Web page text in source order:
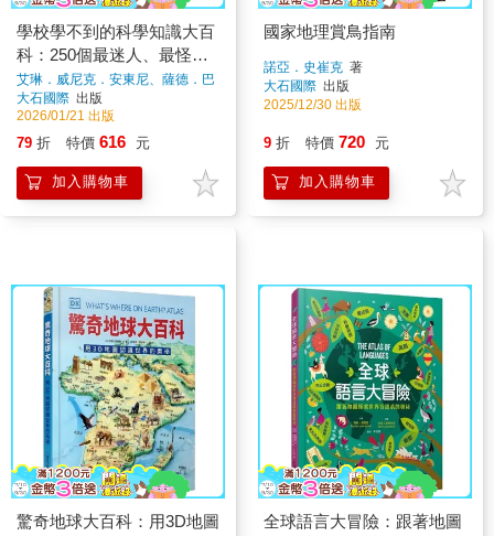
學校學不到的科學知識大百
科：250個最迷人、最怪
異、最具啟發性的科學真相
艾琳．威尼克．安東尼、薩德．巴
蒂、歐魯瓦培魯米．卡里姆、麥
特．格林、愛倫．韋瑟福、葛萊
姆．盧茨 著
大石國際 出版
2026/01/21 出版
79 折 特價 616 元
加入購物車
國家地理賞鳥指南
諾亞．史崔克 著
大石國際 出版
2025/12/30 出版
9 折 特價 720 元
加入購物車
驚奇地球大百科：用3D地圖
全球語言大冒險：跟著地圖